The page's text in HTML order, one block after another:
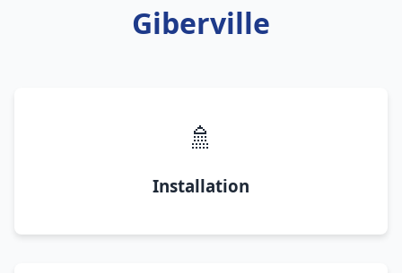
Giberville
🚿
Installation